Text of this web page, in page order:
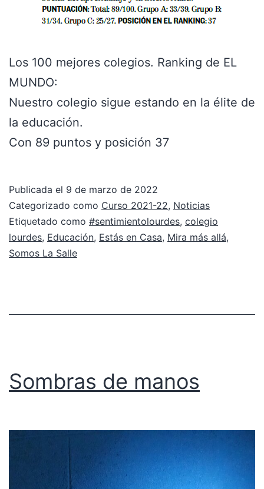
Los 100 mejores colegios. Ranking de EL
MUNDO:
Nuestro colegio sigue estando en la élite de
la educación.
Con 89 puntos y posición 37
Publicada el 9 de marzo de 2022
Categorizado como Curso 2021-22, Noticias
Etiquetado como #sentimientolourdes, colegio
lourdes, Educación, Estás en Casa, Mira más allá,
Somos La Salle
Sombras de manos